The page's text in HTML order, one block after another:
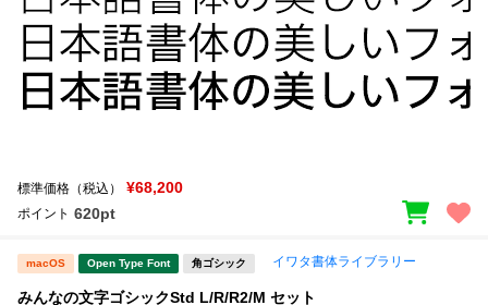
標準価格（税込） ¥68,200
ポイント 620pt
macOS Open Type Font 角ゴシック イワタ書体ライブラリー
みんなの文字ゴシックStd L/R/R2/M セット